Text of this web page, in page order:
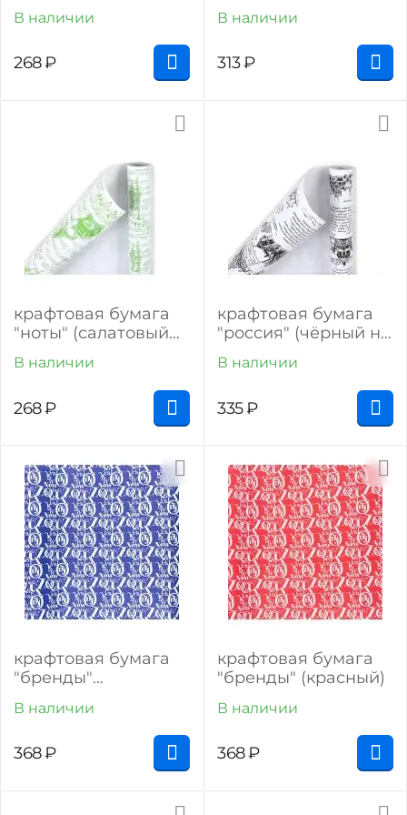
белом)
В наличии
268₽
белом)
В наличии
313₽
крафтовая бумага
"ноты" (салатовый
на белом)
В наличии
268₽
крафтовая бумага
"россия" (чёрный на
белом)
В наличии
335₽
крафтовая бумага
"бренды"
В наличии
368₽
крафтовая бумага
"бренды" (красный)
В наличии
368₽